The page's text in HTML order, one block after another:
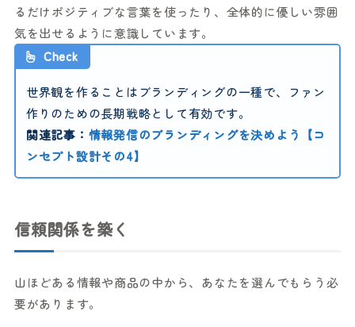
るだけポジティブな言葉を使ったり、全体的に優しい雰囲
気を出せるように意識しています。
Check
世界観を作ることはブランディングの一種で、ファン
作りのための長期戦略として有効です。
関連記事： 情報発信のブランディングを決めよう【コ
ンセプト設計その4】
信頼関係を築く
山ほどある情報や商品の中から、あなたを選んでもらう必
要があります。